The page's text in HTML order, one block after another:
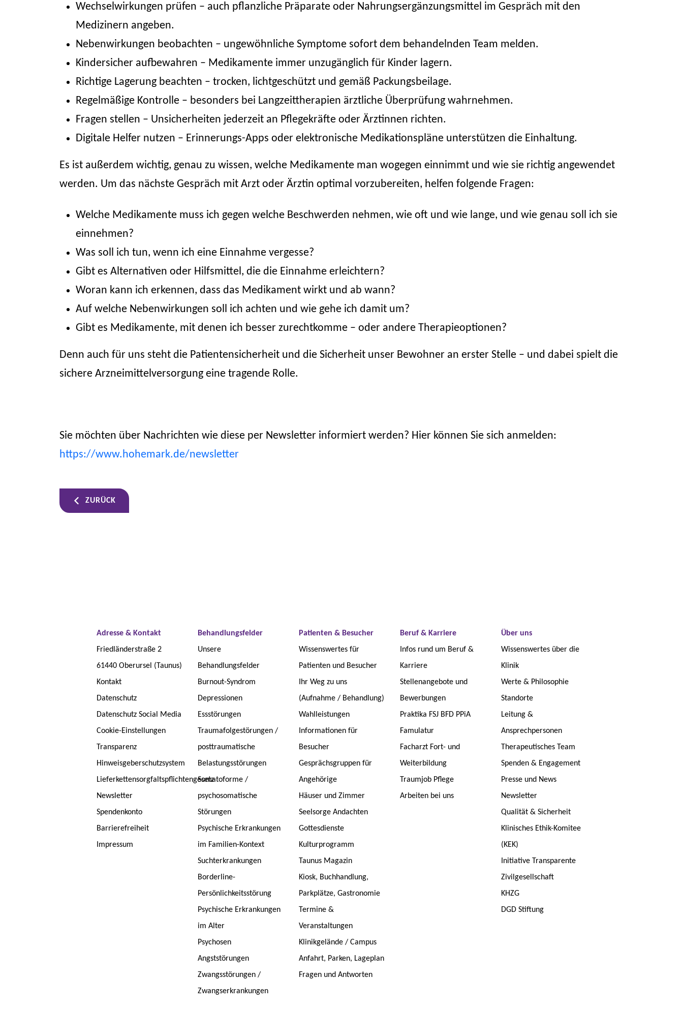
Wechselwirkungen prüfen – auch pflanzliche Präparate oder Nahrungsergänzungsmittel im Gespräch mit den
Medizinern angeben.
Nebenwirkungen beobachten – ungewöhnliche Symptome sofort dem behandelnden Team melden.
Kindersicher aufbewahren – Medikamente immer unzugänglich für Kinder lagern.
Richtige Lagerung beachten – trocken, lichtgeschützt und gemäß Packungsbeilage.
Regelmäßige Kontrolle – besonders bei Langzeittherapien ärztliche Überprüfung wahrnehmen.
Fragen stellen – Unsicherheiten jederzeit an Pflegekräfte oder Ärztinnen richten.
Digitale Helfer nutzen – Erinnerungs-Apps oder elektronische Medikationspläne unterstützen die Einhaltung.
Es ist außerdem wichtig, genau zu wissen, welche Medikamente man wogegen einnimmt und wie sie richtig angewendet
werden. Um das nächste Gespräch mit Arzt oder Ärztin optimal vorzubereiten, helfen folgende Fragen:
Welche Medikamente muss ich gegen welche Beschwerden nehmen, wie oft und wie lange, und wie genau soll ich sie
einnehmen?
Was soll ich tun, wenn ich eine Einnahme vergesse?
Gibt es Alternativen oder Hilfsmittel, die die Einnahme erleichtern?
Woran kann ich erkennen, dass das Medikament wirkt und ab wann?
Auf welche Nebenwirkungen soll ich achten und wie gehe ich damit um?
Gibt es Medikamente, mit denen ich besser zurechtkomme – oder andere Therapieoptionen?
Denn auch für uns steht die Patientensicherheit und die Sicherheit unser Bewohner an erster Stelle – und dabei spielt die
sichere Arzneimittelversorgung eine tragende Rolle.
Sie möchten über Nachrichten wie diese per Newsletter informiert werden? Hier können Sie sich anmelden:
https://www.hohemark.de/newsletter
ZURÜCK
Adresse & Kontakt
Friedländerstraße 2
61440 Oberursel (Taunus)
Kontakt
Datenschutz
Datenschutz Social Media
Cookie-Einstellungen
Transparenz
Hinweisgeberschutzsystem
Lieferkettensorgfaltspflichtengesetz
Newsletter
Spendenkonto
Barrierefreiheit
Impressum
Behandlungsfelder
Unsere
Behandlungsfelder
Burnout-Syndrom
Depressionen
Essstörungen
Traumafolgestörungen /
posttraumatische
Belastungsstörungen
Somatoforme /
psychosomatische
Störungen
Psychische Erkrankungen
im Familien-Kontext
Suchterkrankungen
Borderline-
Persönlichkeitsstörung
Psychische Erkrankungen
im Alter
Psychosen
Angststörungen
Zwangsstörungen /
Zwangserkrankungen
Patienten & Besucher
Wissenswertes für
Patienten und Besucher
Ihr Weg zu uns
(Aufnahme / Behandlung)
Wahlleistungen
Informationen für
Besucher
Gesprächsgruppen für
Angehörige
Häuser und Zimmer
Seelsorge Andachten
Gottesdienste
Kulturprogramm
Taunus Magazin
Kiosk, Buchhandlung,
Parkplätze, Gastronomie
Termine &
Veranstaltungen
Klinikgelände / Campus
Anfahrt, Parken, Lageplan
Fragen und Antworten
Beruf & Karriere
Infos rund um Beruf &
Karriere
Stellenangebote und
Bewerbungen
Praktika FSJ BFD PPiA
Famulatur
Facharzt Fort- und
Weiterbildung
Traumjob Pflege
Arbeiten bei uns
Über uns
Wissenswertes über die
Klinik
Werte & Philosophie
Standorte
Leitung &
Ansprechpersonen
Therapeutisches Team
Spenden & Engagement
Presse und News
Newsletter
Qualität & Sicherheit
Klinisches Ethik-Komitee
(KEK)
Initiative Transparente
Zivilgesellschaft
KHZG
DGD Stiftung